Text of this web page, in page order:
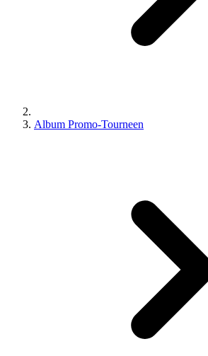
Album Promo-Tourneen